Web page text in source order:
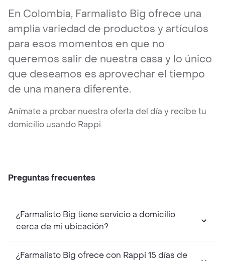
En Colombia, Farmalisto Big ofrece una
amplia variedad de productos y artículos
para esos momentos en que no
queremos salir de nuestra casa y lo único
que deseamos es aprovechar el tiempo
de una manera diferente.
Anímate a probar nuestra oferta del día y recibe tu
domicilio usando Rappi.
Preguntas frecuentes
¿Farmalisto Big tiene servicio a domicilio
cerca de mi ubicación?
¿Farmalisto Big ofrece con Rappi 15 días de